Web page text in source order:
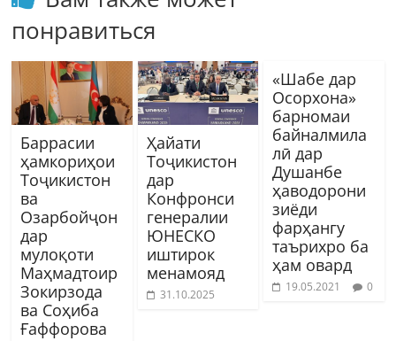
понравиться
Баррасии
ҳамкориҳои
Тоҷикистон
ва
Озарбойҷон
дар
мулоқоти
Маҳмадтоир
Зокирзода
ва Соҳиба
Ғаффорова
Ҳайати
Тоҷикистон
дар
Конфронси
генералии
ЮНЕСКО
иштирок
менамояд
31.10.2025
«Шабе дар
Осорхона»
барномаи
байналмила
лӣ дар
Душанбе
ҳаводорони
зиёди
фарҳангу
таърихро ба
ҳам овард
19.05.2021 0